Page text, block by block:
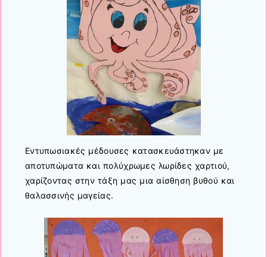
Εντυπωσιακές μέδουσες κατασκευάστηκαν με
αποτυπώματα και πολύχρωμες λωρίδες χαρτιού,
χαρίζοντας στην τάξη μας μια αίσθηση βυθού και
θαλασσινής μαγείας.